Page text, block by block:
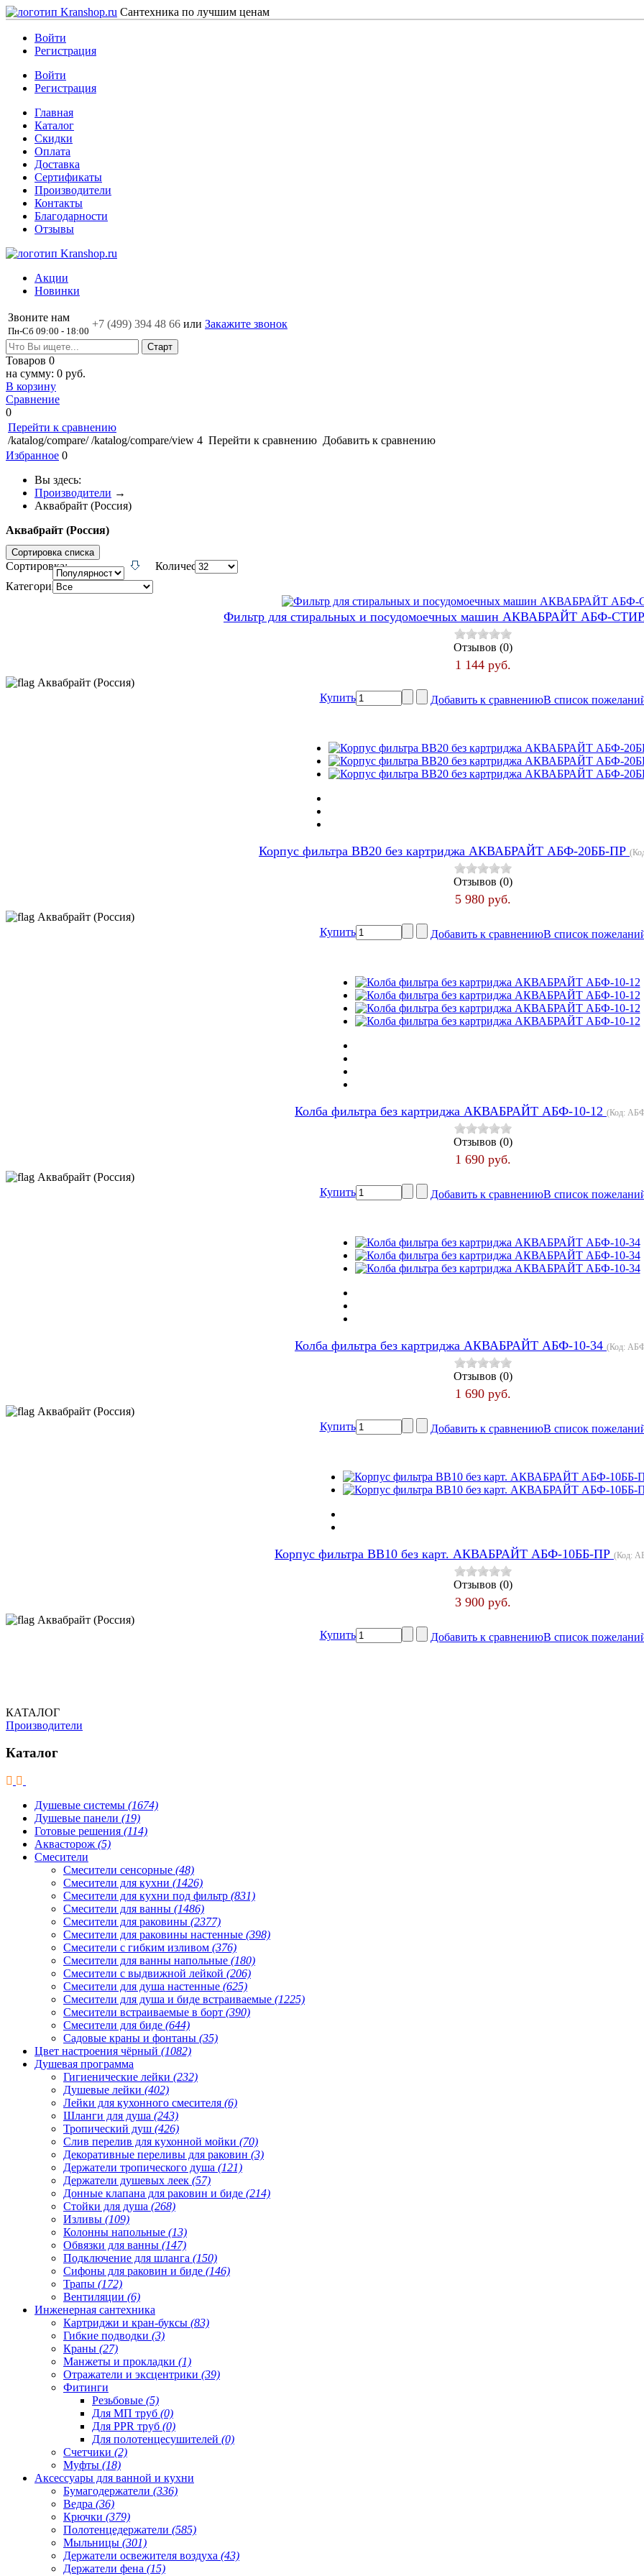
Сантехника по лучшим ценам
Войти
Регистрация
Войти
Регистрация
Главная
Каталог
Скидки
Оплата
Доставка
Сертификаты
Производители
Контакты
Благодарности
Отзывы
Акции
Новинки
Звоните нам
Пн-Сб 09:00 - 18:00
+7 (499) 394 48 66 или Закажите звонок
Товаров 0
на сумму: 0 руб.
В корзину
Сравнение
0
Перейти к сравнению
/katalog/compare/ /katalog/compare/view 4 Перейти к сравнению Добавить к сравнению
Избранное 0
Вы здесь:
Производители →
Аквабрайт (Россия)
Аквабрайт (Россия)
Сортировка списка
Сортировка:
Количество:
Категория:
Фильтр для стиральных и посудомоечных машин АКВАБРАЙТ АБФ-
Отзывов (0)
1 144 руб.
Аквабрайт (Россия)
Купить
Добавить к сравнениюВ список
Корпус фильтра ВВ20 без картриджа АКВАБРАЙТ АБФ-20ББ-ПР
Отзывов (0)
5 980 руб.
Аквабрайт (Россия)
Купить
Добавить к сравнениюВ список
Колба фильтра без картриджа АКВАБРАЙТ АБФ-10-12 (Код:
Отзывов (0)
1 690 руб.
Аквабрайт (Россия)
Купить
Добавить к сравнениюВ список
Колба фильтра без картриджа АКВАБРАЙТ АБФ-10-34 (Код:
Отзывов (0)
1 690 руб.
Аквабрайт (Россия)
Купить
Добавить к сравнениюВ список
Корпус фильтра ВВ10 без карт. АКВАБРАЙТ АБФ-10ББ-ПР (Код:
Отзывов (0)
3 900 руб.
Аквабрайт (Россия)
Купить
Добавить к сравнениюВ список
КАТАЛОГ
Производители
Каталог
Душевые системы (1674)
Душевые панели (19)
Готовые решения (114)
Аквасторож (5)
Смесители
Смесители сенсорные (48)
Смесители для кухни (1426)
Смесители для кухни под фильтр (831)
Смесители для ванны (1486)
Смесители для раковины (2377)
Смесители для раковины настенные (398)
Смесители с гибким изливом (376)
Смесители для ванны напольные (180)
Смесители с выдвижной лейкой (206)
Смесители для душа настенные (625)
Смесители для душа и биде встраиваемые (1225)
Смесители встраиваемые в борт (390)
Смесители для биде (644)
Садовые краны и фонтаны (35)
Цвет настроения чёрный (1082)
Душевая программа
Гигиенические лейки (232)
Душевые лейки (402)
Лейки для кухонного смесителя (6)
Шланги для душа (243)
Тропический душ (426)
Слив перелив для кухонной мойки (70)
Декоративные переливы для раковин (3)
Держатели тропического душа (121)
Держатели душевых леек (57)
Донные клапана для раковин и биде (214)
Стойки для душа (268)
Изливы (109)
Колонны напольные (13)
Обвязки для ванны (147)
Подключение для шланга (150)
Сифоны для раковин и биде (146)
Трапы (172)
Вентиляции (6)
Инженерная сантехника
Картриджи и кран-буксы (83)
Гибкие подводки (3)
Краны (27)
Манжеты и прокладки (1)
Отражатели и эксцентрики (39)
Фитинги
Резьбовые (5)
Для МП труб (0)
Для PPR труб (0)
Для полотенцесушителей (0)
Счетчики (2)
Муфты (18)
Аксессуары для ванной и кухни
Бумагодержатели (336)
Ведра (36)
Крючки (379)
Полотенцедержатели (585)
Мыльницы (301)
Держатели освежителя воздуха (43)
Держатели фена (15)